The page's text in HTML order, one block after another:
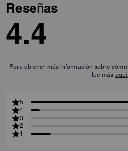
Reseñas
4.4
Para obtener más información sobre
lee más aquí
5
4
3
2
1